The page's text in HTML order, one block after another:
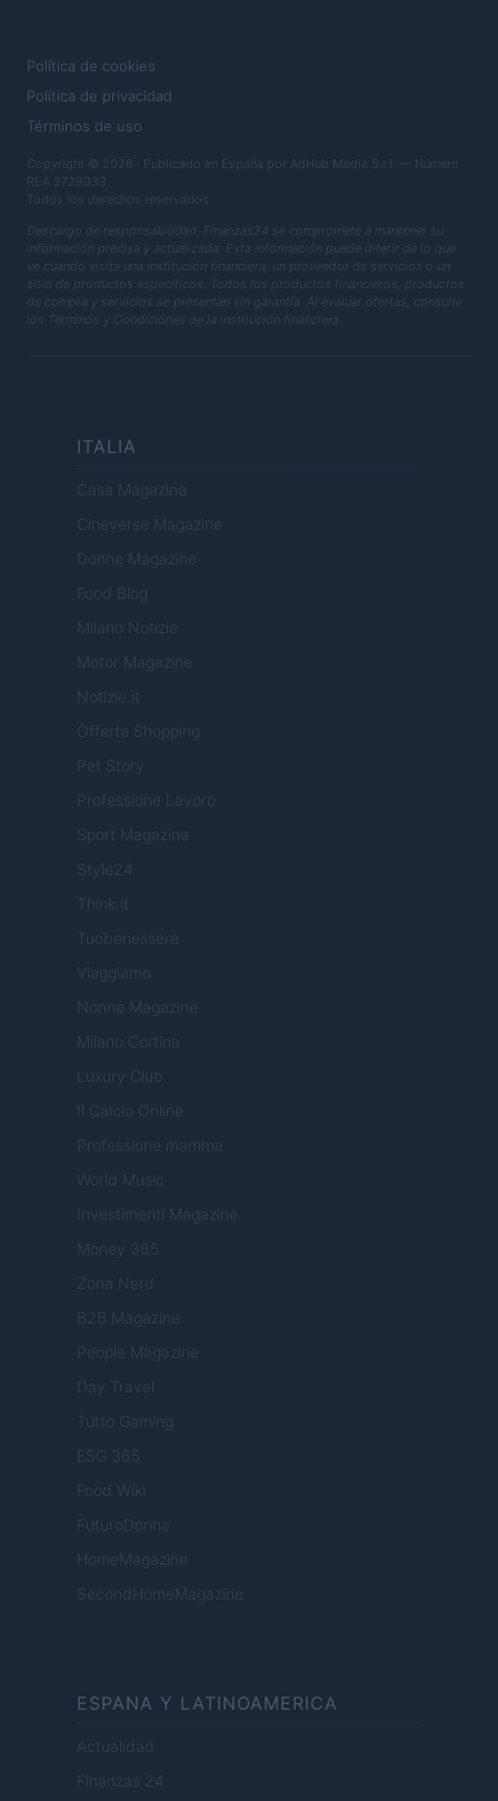
Política de cookies
Política de privacidad
Términos de uso
Copyright © 2026 · Publicado en España por AdHub Media S.r.l. — Número
REA 2729933
Todos los derechos reservados
Descargo de responsabilidad: Finanzas24 se compromete a mantener su
información precisa y actualizada. Esta información puede diferir de lo que
ve cuando visita una institución financiera, un proveedor de servicios o un
sitio de productos específicos. Todos los productos financieros, productos
de compra y servicios se presentan sin garantía. Al evaluar ofertas, consulte
los Términos y Condiciones de la institución financiera.
ITALIA
Casa Magazine
Cineverse Magazine
Donne Magazine
Food Blog
Milano Notizie
Motor Magazine
Notizie.it
Offerte Shopping
Pet Story
Professione Lavoro
Sport Magazine
Style24
Think.it
Tuobenessere
Viaggiamo
Nonne Magazine
Milano Cortina
Luxury Club
Il Calcio Online
Professione mamma
World Music
Investimenti Magazine
Money 365
Zona Nerd
B2B Magazine
People Magazine
Day Travel
Tutto Gaming
ESG 365
Food Wiki
FuturoDonna
HomeMagazine
SecondHomeMagazine
ESPANA Y LATINOAMERICA
Actualidad
Finanzas 24